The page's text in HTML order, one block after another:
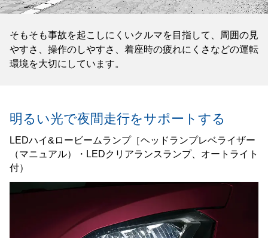
そもそも事故を起こしにくいクルマを目指して、周囲の見
やすさ、操作のしやすさ、着座時の疲れにくさなどの運転
環境を大切にしています。
明るい光で夜間走行をサポートする
LEDハイ&ロービームランプ［ヘッドランプレベライザー
（マニュアル）・LEDクリアランスランプ、オートライト
付）